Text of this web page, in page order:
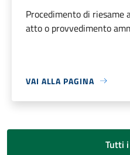
Procedimento di riesame
atto o provvedimento
VAI ALLA PAGINA
Tutti